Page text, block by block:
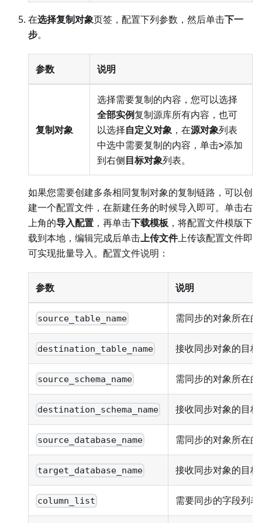
在选择复制对象页签，配置下列参数，然后单击下一
步。
参数 说明
复制对象
选择需要复制的内容，您可以选择
全部实例复制源库所有内容，也可
以选择自定义对象 ，在源对象列表
中选中需要复制的内容，单击>添加
到右侧目标对象列表。
如果您需要创建多条相同复制对象的复制链路，可以创
建一个配置文件，在新建任务的时候导入即可。单击右
上角的导入配置 ，再单击下载模板 ，将配置文件模版下
载到本地，编辑完成后单击上传文件上传该配置文件即
可实现批量导入。配置文件说明：
参数 说明
source_table_name 需同步的对象所在
destination_table_name 接收同步对象的目
source_schema_name 需同步的对象所在
destination_schema_name 接收同步对象的目
source_database_name 需同步的对象所在
target_database_name 接收同步对象的目
column_list 需要同步的字段列表